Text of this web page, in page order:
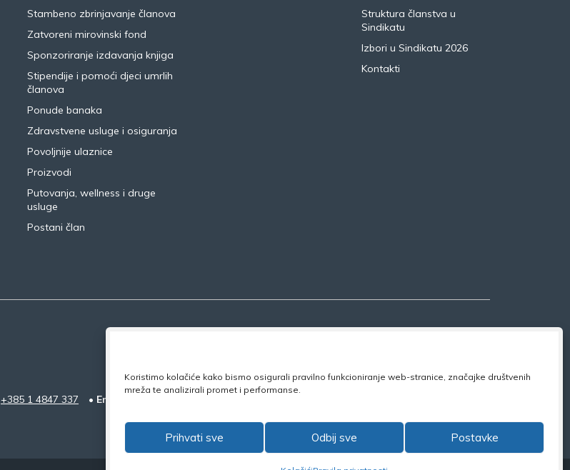
Koristimo kolačiće kako bismo osigurali pravilno funkcioniranje web-stranice, značajke društvenih
mreža te analizirali promet i performanse.
Prihvati sve Odbij sve Postavke
Stambeno zbrinjavanje članova
Zatvoreni mirovinski fond
Sponzoriranje izdavanja knjiga
Stipendije i pomoći djeci umrlih
članova
Ponude banaka
Zdravstvene usluge i osiguranja
Povoljnije ulaznice
Proizvodi
Putovanja, wellness i druge
usluge
Postani član
Struktura članstva u
Sindikatu
Izbori u Sindikatu 2026
Kontakti
+385 1 4847 337 • Email: • Facebook: